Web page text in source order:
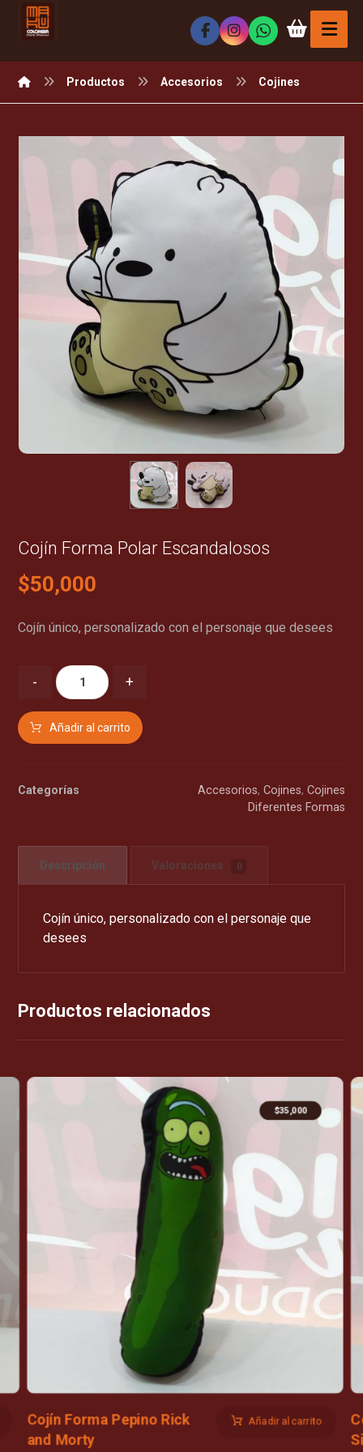
Productos Accesorios Cojines
Cojín Forma Polar Escandalosos
$50,000
Cojín único, personalizado con el personaje que desees
- +
Añadir al carrito
Categorías Accesorios, Cojines, Cojines
Diferentes Formas
Descripción Valoraciones 0
Cojín único, personalizado con el personaje que
desees
Productos relacionados
Cojín Forma Pepino Rick
and Morty
$35,000
Añadir al carrito